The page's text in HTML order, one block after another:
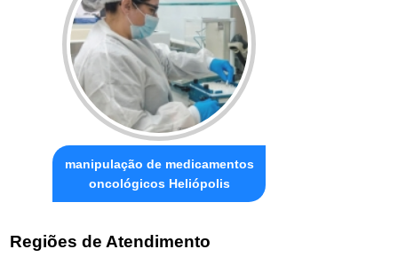
manipulação de medicamentos
oncológicos Heliópolis
Regiões de Atendimento